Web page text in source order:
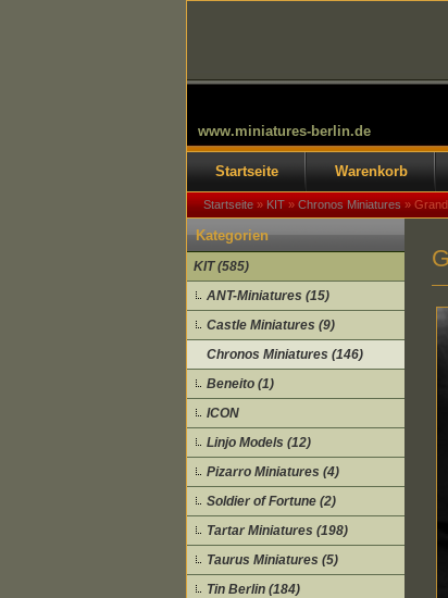
www.miniatures-berlin.de
Startseite Warenkorb
Startseite»KIT»Chronos Miniatures»
Kategorien
KIT (585)
ANT-Miniatures (15)
Castle Miniatures (9)
Chronos Miniatures (146)
Beneito (1)
ICON
Linjo Models (12)
Pizarro Miniatures (4)
Soldier of Fortune (2)
Tartar Miniatures (198)
Taurus Miniatures (5)
Tin Berlin (184)